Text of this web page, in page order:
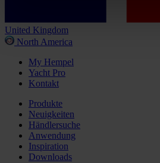
United Kingdom
North America
My Hempel
Yacht Pro
Kontakt
Produkte
Neuigkeiten
Händlersuche
Anwendung
Inspiration
Downloads